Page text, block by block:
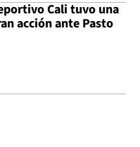
Cali tuvo una
acción ante Pasto